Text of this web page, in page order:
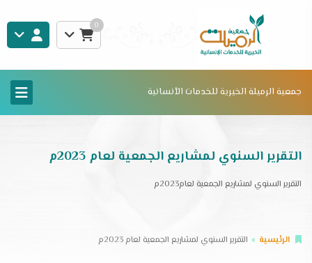
0
جمعية الرميلة الخيرية للخدمات الأنسانية
التقرير السنوي لمشاريع الجمعية لعام 2023م
التقرير السنوي لمشاريع الجمعية لعام2023م
الرئيسية التقرير السنوي لمشاريع الجمعية لعام 2023م